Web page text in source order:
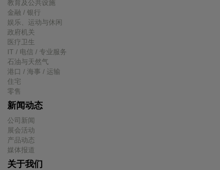
教育及公共设施
金融 / 银行
娱乐、运动与休闲
政府机关
医疗卫生
IT / 电信 / 专业服务
石油与天然气
港口 / 海事 / 运输
住宅
零售
新闻动态
公司新闻
展会活动
产品动态
媒体报道
关于我们